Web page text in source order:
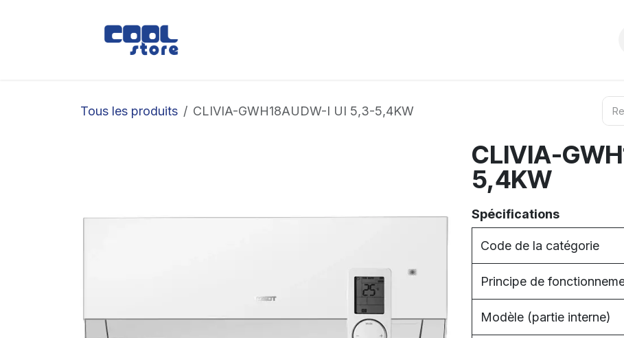
Tous les produits CLIVIA-GWH18AUDW-I UI 5,3-5,4KW
CLIVIA-
5,4KW
Spécifications
Code de la catégorie
Principe de
Modèle (partie interne)